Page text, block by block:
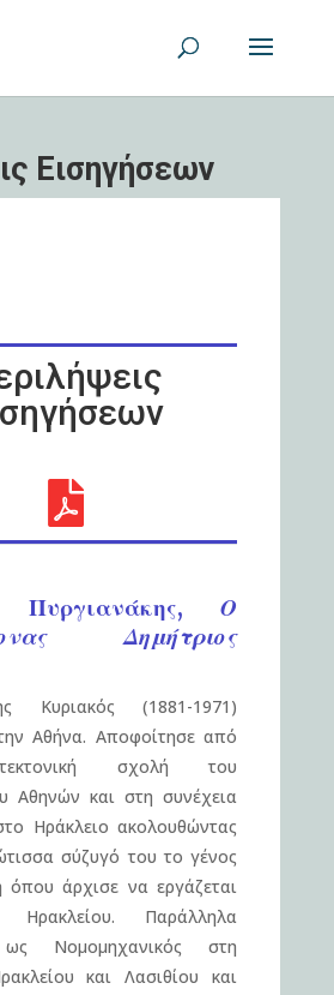
Εισηγήσεων

Πυργιανάκης,Ο
Δημήτριος
Κυριακός (1881-1971)
Αθήνα. Αποφοίτησε από
σχολή του
Αθηνών και στη συνέχεια
Ηράκλειο ακολουθώντας
σύζυγό του το γένος
όπου άρχισε να εργάζεται
Παράλληλα
ως Νομομηχανικός στη
και Λασιθίου και